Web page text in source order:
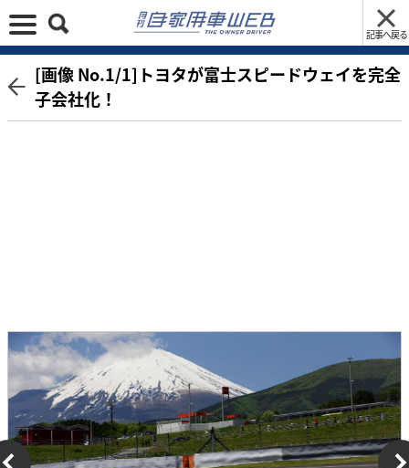
記事へ戻る
[画像 No.1/1]トヨタが富士スピードウェイを完全
子会社化！